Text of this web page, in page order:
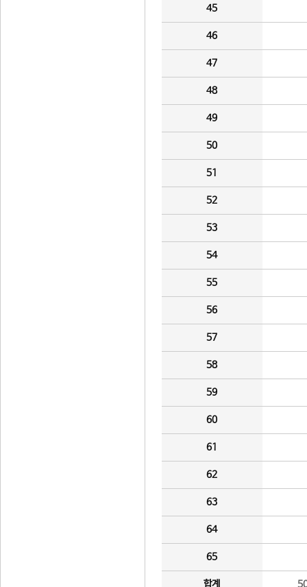
45
46
47
48
49
50
51
52
53
54
55
56
57
58
59
60
61
62
63
64
65
합계